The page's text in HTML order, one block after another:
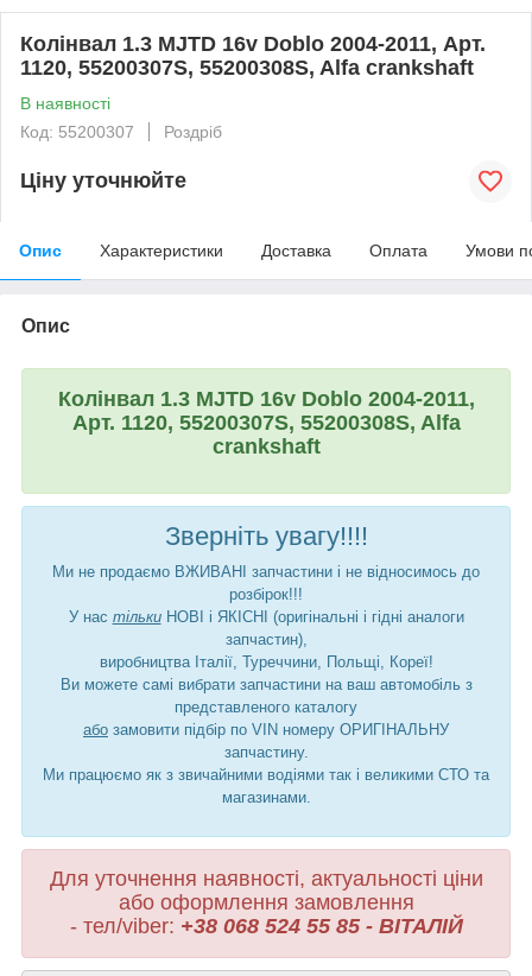
Колінвал 1.3 MJTD 16v Doblo 2004-2011, Арт.
1120, 55200307S, 55200308S, Alfa crankshaft
В наявності
Код: 55200307
Роздріб
Ціну уточнюйте
Опис Характеристики Доставка Оплата Умови
Опис
Колінвал 1.3 MJTD 16v Doblo 2004-2011,
Арт. 1120, 55200307S, 55200308S, Alfa
crankshaft
Зверніть увагу!!!!
Ми не продаємо ВЖИВАНІ запчастини і не відносимось до
розбірок!!!
У нас тількиНОВІ і ЯКІСНІ (оригінальні і гідні аналоги
запчастин),
виробництва Італії, Туреччини, Польщі, Кореї!
Ви можете самі вибрати запчастини на ваш автомобіль з
представленого каталогу
або замовити підбір по VIN номеру ОРИГІНАЛЬНУ
запчастину.
Ми працюємо як з звичайними водіями так і великими СТО та
магазинами.
Для уточнення наявності, актуальності ціни
або оформлення замовлення
- тел/viber: +38 068 524 55 85 - ВІТАЛІЙ